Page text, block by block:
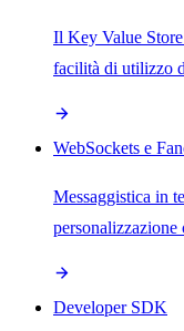
Il Key Value
facilità di utilizzo
WebSockets e
Messaggistica in
personalizzazione
Developer SDK